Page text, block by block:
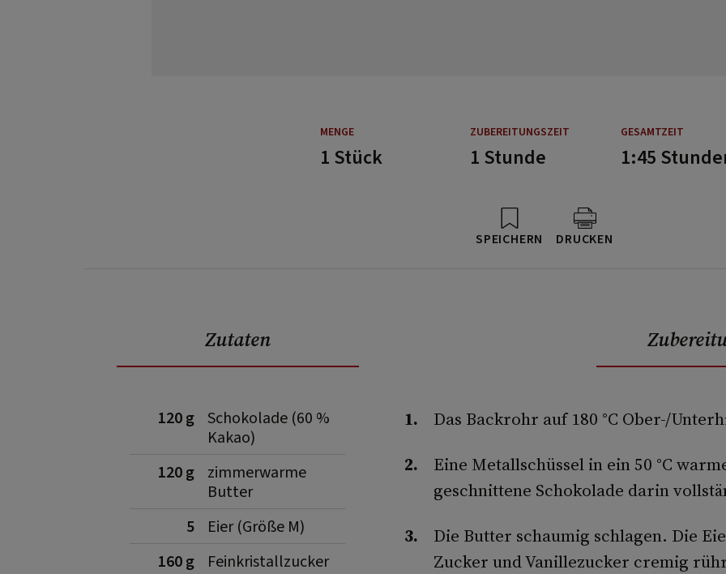
MENGE ZUBEREITUNGSZEIT GESAMTZEIT
1 Stück 1 Stunde 1:45
SPEICHERN DRUCKEN
Zutaten
120 g Schokolade (60 %
Kakao)
120 g
zimmerwarme
Butter
5
Eier (Größe M)
160 g
Feinkristallzucker
Das Backrohr auf 180 °C Ober-/
Eine Metallschüssel in ein 50 °C
geschnittene Schokolade darin
Die Butter schaumig schlagen. Die
Zucker und Vanillezucker cremig